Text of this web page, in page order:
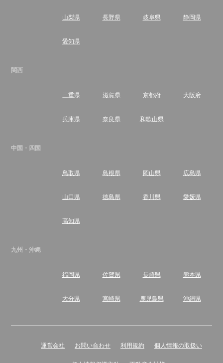
山梨県 長野県 岐阜県 静岡県
愛知県
関西
三重県 滋賀県 京都府 大阪府
兵庫県 奈良県 和歌山県
中国・四国
鳥取県 島根県 岡山県 広島県
山口県 徳島県 香川県 愛媛県
高知県
九州・沖縄
福岡県 佐賀県 長崎県 熊本県
大分県 宮崎県 鹿児島県 沖縄県
運営会社 お問い合わせ 利用規約 個人情報の取扱い